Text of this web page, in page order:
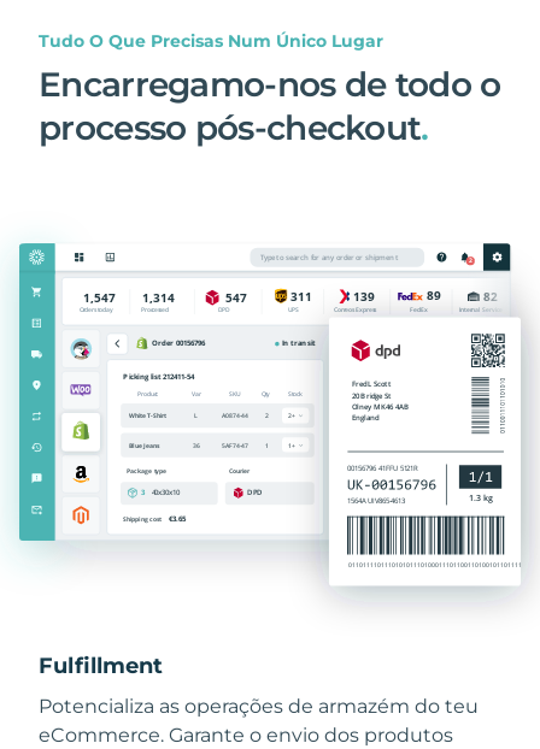
Tudo O Que Precisas Num Único Lugar
Encarregamo-nos de todo o
processo pós-checkout.
Fulfillment
Potencializa as operações de armazém do teu
eCommerce. Garante o envio dos produtos